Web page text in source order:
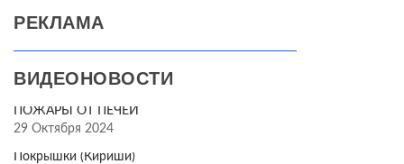
РЕКЛАМА
ВИДЕОНОВОСТИ
ПОЖАРЫ ОТ ПЕЧЕЙ
29 Октября 2024
Покрышки (Кириши)